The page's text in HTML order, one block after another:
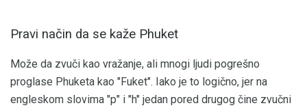
Pravi način da se kaže Phuket
Može da zvuči kao vražanje, ali mnogi ljudi pogrešno
proglase Phuketa kao "Fuket". Iako je to logično, jer na
engleskom slovima "p" i "h" jedan pored drugog čine zvučni